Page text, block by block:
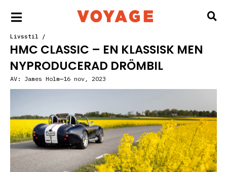
Livsstil /
HMC CLASSIC – EN KLASSISK MEN
NYPRODUCERAD DRÖMBIL
AV: James Holm 16 nov, 2023